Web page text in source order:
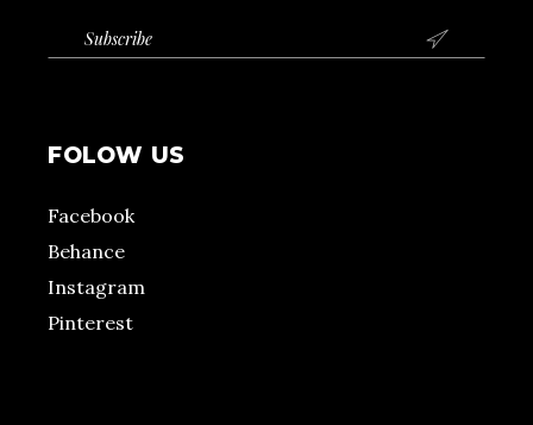

FOLOW US
Facebook
Behance
Instagram
Pinterest